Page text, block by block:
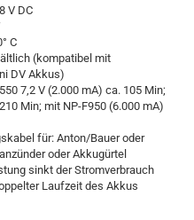
V DC
C
(kompatibel mit
DV Akkus)
7,2 V (2.000 mA) ca. 105 Min;
Min; mit NP-F950 (6.000 mA)
für: Anton/Bauer oder
oder Akkugürtel
sinkt der Stromverbrauch
Laufzeit des Akkus